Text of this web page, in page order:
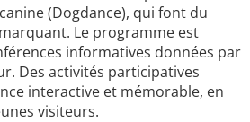
(Dogdance), qui font du
Le programme est
informatives données par
Des activités participatives
interactive et mémorable, en
visiteurs.